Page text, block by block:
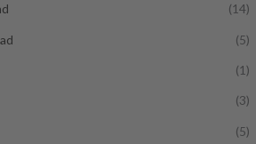
(14)
(5)
(1)
(3)
(5)